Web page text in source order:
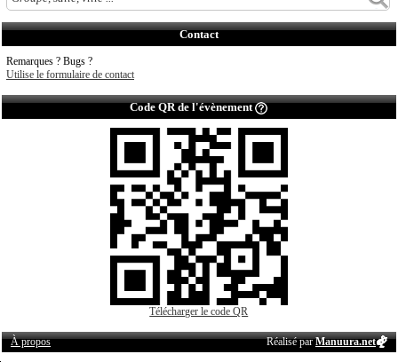
Contact
Remarques ? Bugs ?
Utilise le formulaire de contact
Code QR de l'évènement
Télécharger le code QR
À propos Réalisé parManuura.net